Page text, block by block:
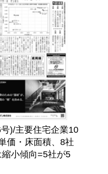
)/主要住宅企業10
価・床面積、8社
小傾向=5社が5